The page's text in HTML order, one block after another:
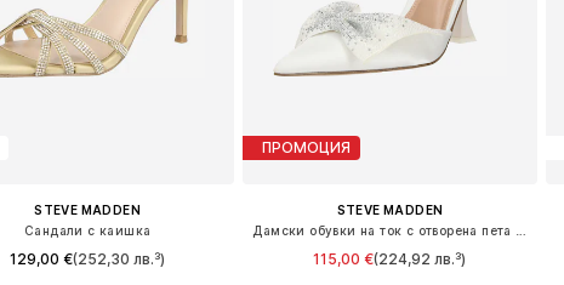
STEVE MADDEN
Сандали с каишка
129,00 €(252,30 лв.³)
ПРОМОЦИЯ
STEVE MADDEN
115,00 €(224,92 лв.³)